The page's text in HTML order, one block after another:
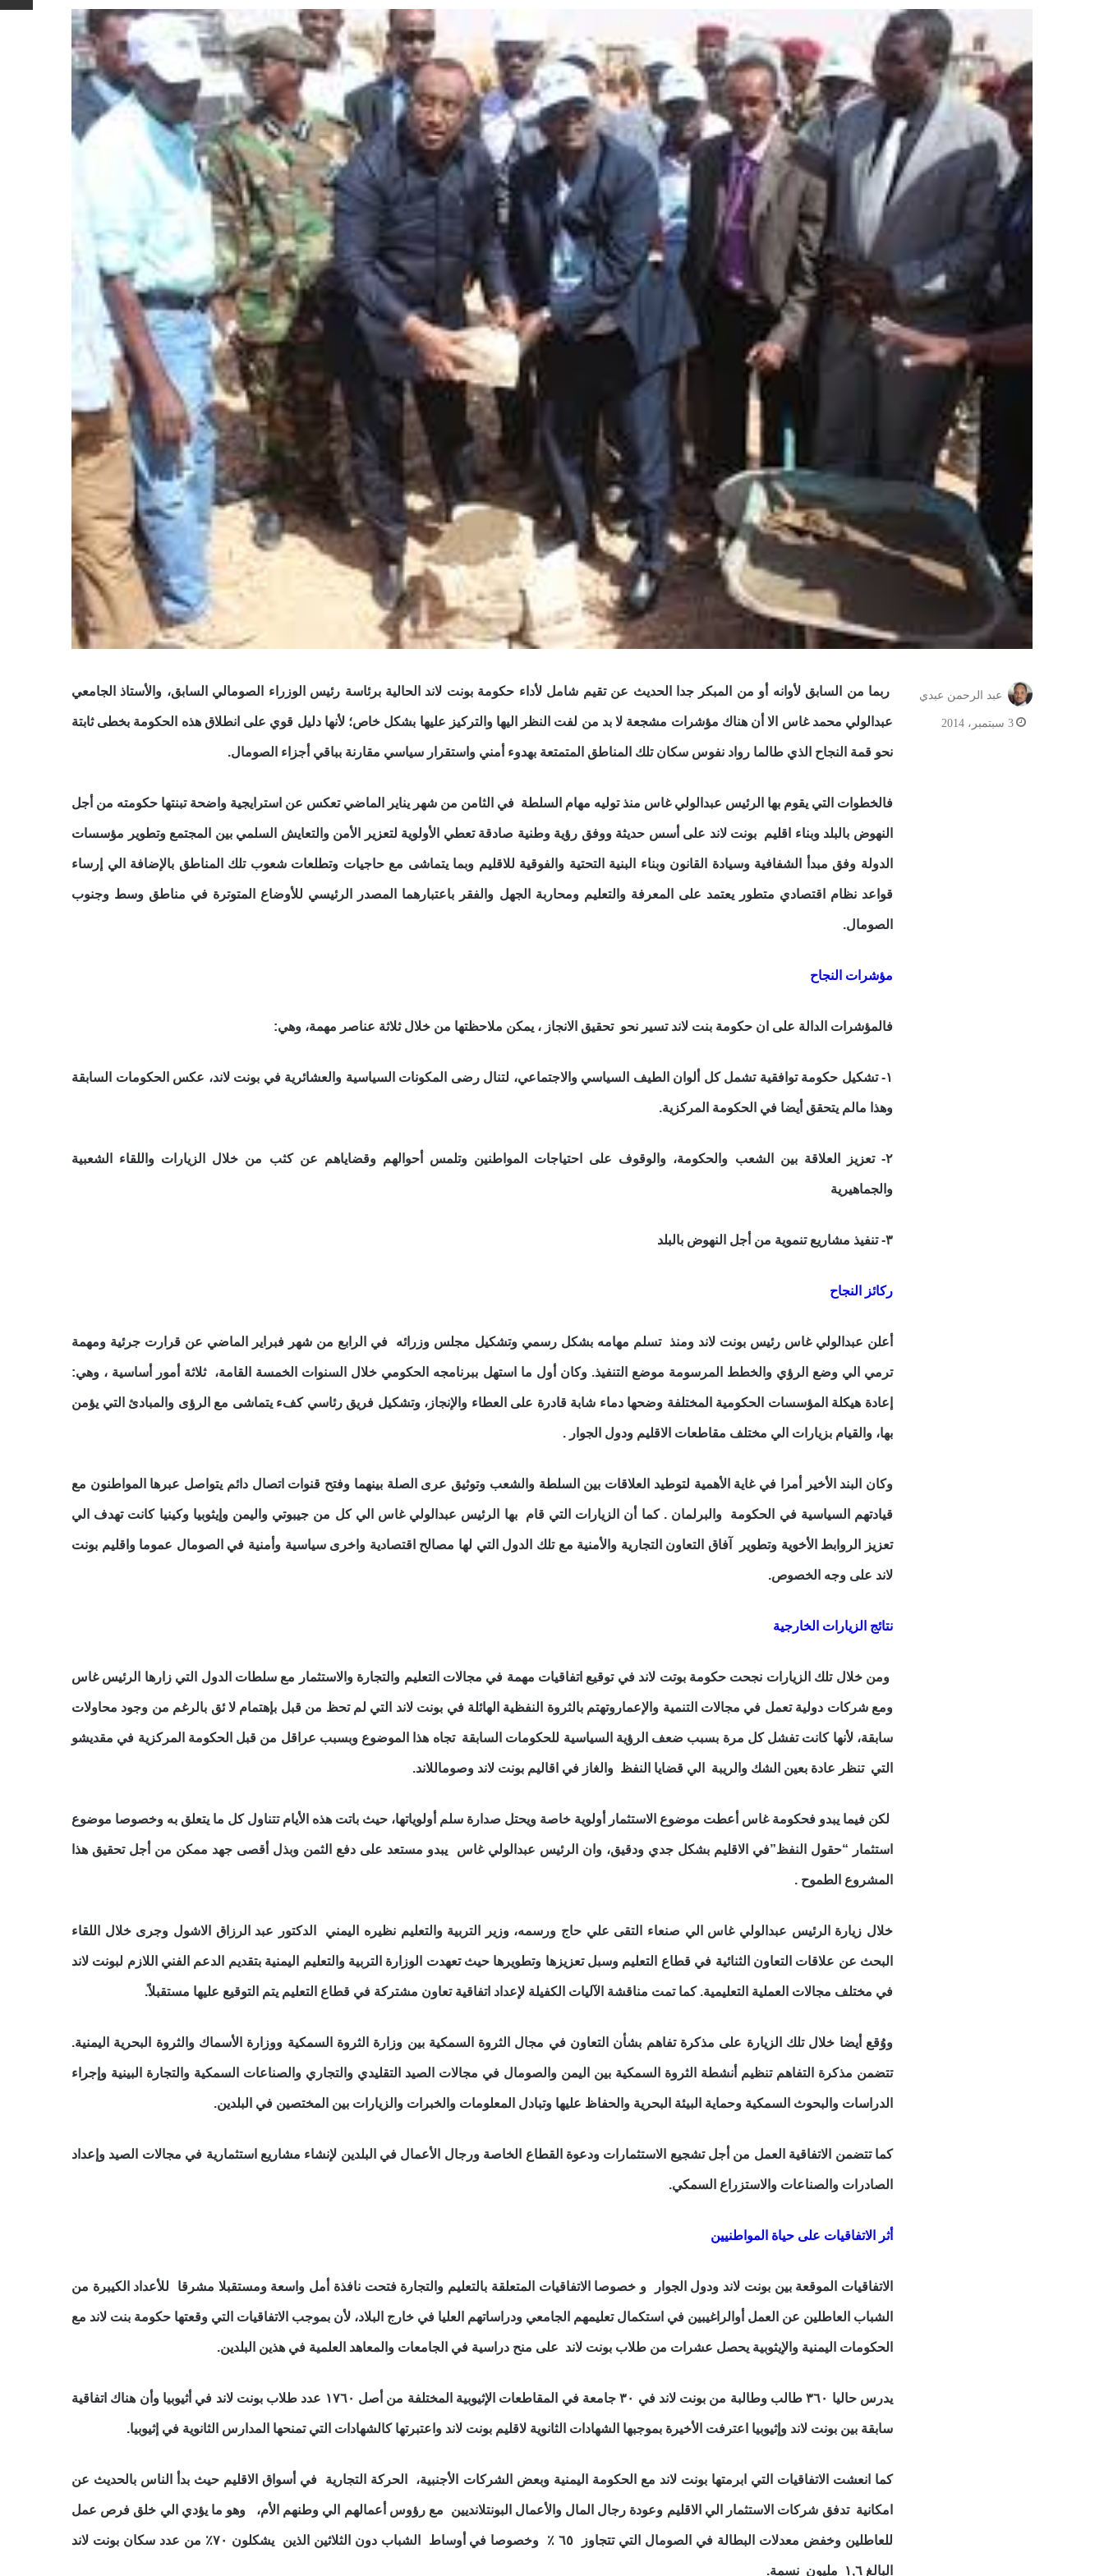
ربما من السابق لأوانه أو من المبكر جدا الحديث عن تقيم شامل لأداء حكومة بونت لاند الحالية برئاسة رئيس الوزراء الصومالي السابق، والأستاذ الجامعي
عبدالولي محمد غاس الا أن هناك مؤشرات مشجعة لا بد من لفت النظر اليها والتركيز عليها بشكل خاص؛ لأنها دليل قوي على انطلاق هذه الحكومة بخطى ثابتة
نحو قمة النجاح الذي طالما رواد نفوس سكان تلك المناطق المتمتعة بهدوء أمني واستقرار سياسي مقارنة بباقي أجزاء الصومال.
فالخطوات التي يقوم بها الرئيس عبدالولي غاس منذ توليه مهام السلطة في الثامن من شهر يناير الماضي تعكس عن استرايجية واضحة تبنتها حكومته من أجل
النهوض بالبلد وبناء اقليم بونت لاند على أسس حديثة ووفق رؤية وطنية صادقة تعطي الأولوية لتعزير الأمن والتعايش السلمي بين المجتمع وتطوير مؤسسات
الدولة وفق مبدأ الشفافية وسيادة القانون وبناء البنية التحتية والفوقية للاقليم وبما يتماشى مع حاجيات وتطلعات شعوب تلك المناطق بالإضافة الي إرساء
قواعد نظام اقتصادي متطور يعتمد على المعرفة والتعليم ومحاربة الجهل والفقر باعتبارهما المصدر الرئيسي للأوضاع المتوترة في مناطق وسط وجنوب
الصومال.
مؤشرات النجاح
فالمؤشرات الدالة على ان حكومة بنت لاند تسير نحو تحقيق الانجاز ، يمكن ملاحظتها من خلال ثلاثة عناصر مهمة، وهي:
١- تشكيل حكومة توافقية تشمل كل ألوان الطيف السياسي والاجتماعي، لتنال رضى المكونات السياسية والعشائرية في بونت لاند، عكس الحكومات السابقة
وهذا مالم يتحقق أيضا في الحكومة المركزية.
٢- تعزيز العلاقة بين الشعب والحكومة، والوقوف على احتياجات المواطنين وتلمس أحوالهم وقضاياهم عن كثب من خلال الزيارات واللقاء الشعبية
والجماهيرية
٣- تنفيذ مشاريع تنموية من أجل النهوض بالبلد
ركائز النجاح
أعلن عبدالولي غاس رئيس بونت لاند ومنذ تسلم مهامه بشكل رسمي وتشكيل مجلس وزرائه في الرابع من شهر فبراير الماضي عن قرارت جرئية ومهمة
ترمي الي وضع الرؤي والخطط المرسومة موضع التنفيذ. وكان أول ما استهل ببرنامجه الحكومي خلال السنوات الخمسة القامة، ثلاثة أمور أساسية ، وهي:
إعادة هيكلة المؤسسات الحكومية المختلفة وضحها دماء شابة قادرة على العطاء والإنجاز، وتشكيل فريق رئاسي كفء يتماشى مع الرؤى والمبادئ التي يؤمن
بها، والقيام بزيارات الي مختلف مقاطعات الاقليم ودول الجوار .
وكان البند الأخير أمرا في غاية الأهمية لتوطيد العلاقات بين السلطة والشعب وتوثيق عرى الصلة بينهما وفتح قنوات اتصال دائم يتواصل عبرها المواطنون مع
قيادتهم السياسية في الحكومة والبرلمان . كما أن الزيارات التي قام بها الرئيس عبدالولي غاس الي كل من جيبوتي واليمن وإيثوبيا وكينيا كانت تهدف الي
تعزيز الروابط الأخوية وتطوير آفاق التعاون التجارية والأمنية مع تلك الدول التي لها مصالح اقتصادية واخرى سياسية وأمنية في الصومال عموما واقليم بونت
لاند على وجه الخصوص.
نتائج الزيارات الخارجية
ومن خلال تلك الزيارات نجحت حكومة بوتت لاند في توقيع اتفاقيات مهمة في مجالات التعليم والتجارة والاستثمار مع سلطات الدول التي زارها الرئيس غاس
ومع شركات دولية تعمل في مجالات التنمية والإعماروتهتم بالثروة النفظية الهائلة في بونت لاند التي لم تحظ من قبل بإهتمام لا ئق بالرغم من وجود محاولات
سابقة، لأنها كانت تفشل كل مرة بسبب ضعف الرؤية السياسية للحكومات السابقة تجاه هذا الموضوع وبسبب عراقل من قبل الحكومة المركزية في مقديشو
التي تنظر عادة بعين الشك والريبة الي قضايا النفظ والغاز في اقاليم بونت لاند وصوماللاند.
لكن فيما يبدو فحكومة غاس أعطت موضوع الاستثمار أولوية خاصة ويحتل صدارة سلم أولوياتها، حيث باتت هذه الأيام تتناول كل ما يتعلق به وخصوصا موضوع
استثمار “حقول النفظ”في الاقليم بشكل جدي ودقيق، وان الرئيس عبدالولي غاس يبدو مستعد على دفع الثمن وبذل أقصى جهد ممكن من أجل تحقيق هذا
المشروع الطموح .
خلال زيارة الرئيس عبدالولي غاس الي صنعاء التقى علي حاج ورسمه، وزير التربية والتعليم نظيره اليمني الدكتور عبد الرزاق الاشول وجرى خلال اللقاء
البحث عن علاقات التعاون الثنائية في قطاع التعليم وسبل تعزيزها وتطويرها حيث تعهدت الوزارة التربية والتعليم اليمنية بتقديم الدعم الفني اللازم لبونت لاند
في مختلف مجالات العملية التعليمية. كما تمت مناقشة الآليات الكفيلة لإعداد اتفاقية تعاون مشتركة في قطاع التعليم يتم التوقيع عليها مستقبلاً.
ووُقع أيضا خلال تلك الزيارة على مذكرة تفاهم بشأن التعاون في مجال الثروة السمكية بين وزارة الثروة السمكية ووزارة الأسماك والثروة البحرية اليمنية.
تتضمن مذكرة التفاهم تنظيم أنشطة الثروة السمكية بين اليمن والصومال في مجالات الصيد التقليدي والتجاري والصناعات السمكية والتجارة البينية وإجراء
الدراسات والبحوث السمكية وحماية البيئة البحرية والحفاظ عليها وتبادل المعلومات والخبرات والزيارات بين المختصين في البلدين.
كما تتضمن الاتفاقية العمل من أجل تشجيع الاستثمارات ودعوة القطاع الخاصة ورجال الأعمال في البلدين لإنشاء مشاريع استثمارية في مجالات الصيد وإعداد
الصادرات والصناعات والاستزراع السمكي.
أثر الاتفاقيات على حياة المواطنيين
الاتفاقيات الموقعة بين بونت لاند ودول الجوار و خصوصا الاتفاقيات المتعلقة بالتعليم والتجارة فتحت نافذة أمل واسعة ومستقبلا مشرقا للأعداد الكيبرة من
الشباب العاطلين عن العمل أوالراغيبين في استكمال تعليمهم الجامعي ودراساتهم العليا في خارج البلاد، لأن بموجب الاتفاقيات التي وقعتها حكومة بنت لاند مع
الحكومات اليمنية والإيثوبية يحصل عشرات من طلاب بونت لاند على منح دراسية في الجامعات والمعاهد العلمية في هذين البلدين.
يدرس حاليا ٣٦٠ طالب وطالبة من بونت لاند في ٣٠ جامعة في المقاطعات الإثيوبية المختلفة من أصل ١٧٦٠ عدد طلاب بونت لاند في أثيوبيا وأن هناك اتفاقية
سابقة بين بونت لاند وإثيوبيا اعترفت الأخيرة بموجبها الشهادات الثانوية لاقليم بونت لاند واعتبرتها كالشهادات التي تمنحها المدارس الثانوية في إثيوبيا.
كما انعشت الاتفاقيات التي ابرمتها بونت لاند مع الحكومة اليمنية وبعض الشركات الأجنبية، الحركة التجارية في أسواق الاقليم حيث بدأ الناس بالحديث عن
امكانية تدفق شركات الاستثمار الي الاقليم وعودة رجال المال والأعمال البونتلانديين مع رؤوس أعمالهم الي وطنهم الأم، وهو ما يؤدي الي خلق فرص عمل
للعاطلين وخفض معدلات البطالة في الصومال التي تتجاوز ٦٥ ٪ وخصوصا في أوساط الشباب دون الثلاثين الذين يشكلون ٧٠٪ من عدد سكان بونت لاند
البالغ ١,٦ مليون نسمة.
عبد الرحمن عبدي
3 سبتمبر، 2014